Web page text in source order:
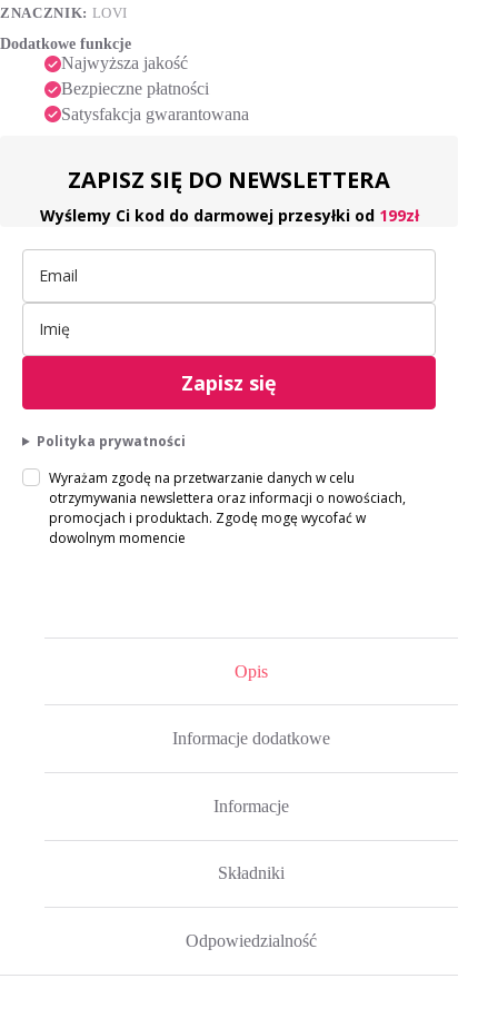
e
ZNACZNIK: LOVI
Dodatkowe funkcje
Najwyższa jakość
Bezpieczne płatności
Satysfakcja gwarantowana
ZAPISZ SIĘ DO NEWSLETTERA
Wyślemy Ci kod do darmowej przesyłki od 199zł
Zapisz się
Polityka prywatności
Wyrażam zgodę na przetwarzanie danych w celu
otrzymywania newslettera oraz informacji o nowościach,
promocjach i produktach. Zgodę mogę wycofać w
dowolnym momencie
Opis
Informacje dodatkowe
Informacje
Składniki
Odpowiedzialność